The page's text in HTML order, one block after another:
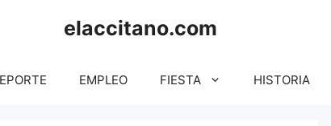
elaccitano.com
EMPLEO FIESTA HISTORIA